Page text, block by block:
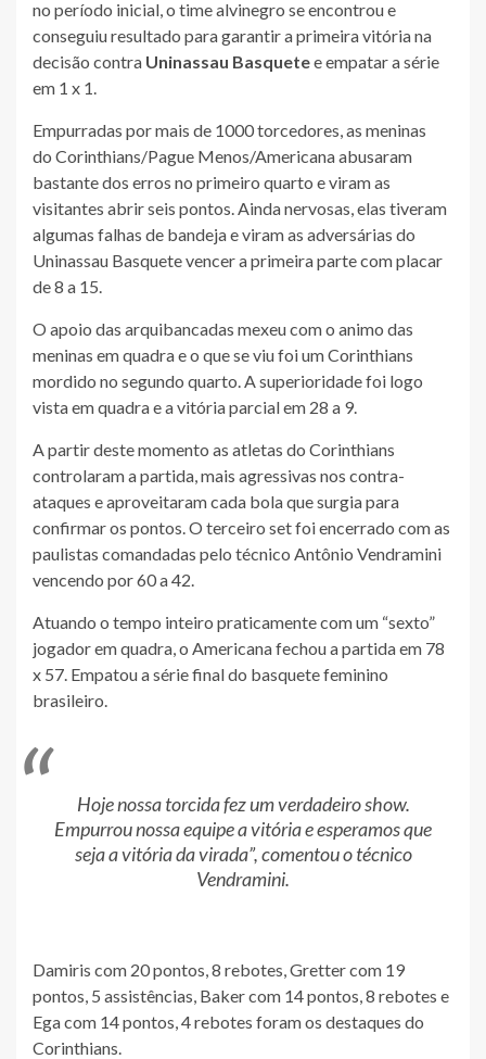
no período inicial, o time alvinegro se encontrou e
conseguiu resultado para garantir a primeira vitória na
decisão contra Uninassau Basquetee empatar a série
em 1 x 1.
Empurradas por mais de 1000 torcedores, as meninas
do Corinthians/Pague Menos/Americana abusaram
bastante dos erros no primeiro quarto e viram as
visitantes abrir seis pontos. Ainda nervosas, elas tiveram
algumas falhas de bandeja e viram as adversárias do
Uninassau Basquete vencer a primeira parte com placar
de 8 a 15.
O apoio das arquibancadas mexeu com o animo das
meninas em quadra e o que se viu foi um Corinthians
mordido no segundo quarto. A superioridade foi logo
vista em quadra e a vitória parcial em 28 a 9.
A partir deste momento as atletas do Corinthians
controlaram a partida, mais agressivas nos contra-
ataques e aproveitaram cada bola que surgia para
confirmar os pontos. O terceiro set foi encerrado com as
paulistas comandadas pelo técnico Antônio Vendramini
vencendo por 60 a 42.
Atuando o tempo inteiro praticamente com um “sexto”
jogador em quadra, o Americana fechou a partida em 78
x 57. Empatou a série final do basquete feminino
brasileiro.
Hoje nossa torcida fez um verdadeiro show.
Empurrou nossa equipe a vitória e esperamos que
seja a vitória da virada”, comentou o técnico
Vendramini.
Damiris com 20 pontos, 8 rebotes, Gretter com 19
pontos, 5 assistências, Baker com 14 pontos, 8 rebotes e
Ega com 14 pontos, 4 rebotes foram os destaques do
Corinthians.